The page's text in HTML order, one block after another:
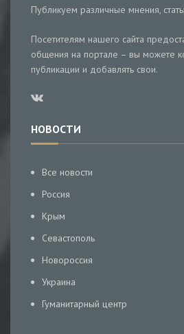
Публикуем различные мнения,
Посетителям нашего сайта
общения на портале – вы можете
публикации и добавлять свои.
НОВОСТИ
Все новости
Россия
Крым
Севастополь
Новороссия
Украина
Гуманитарный центр